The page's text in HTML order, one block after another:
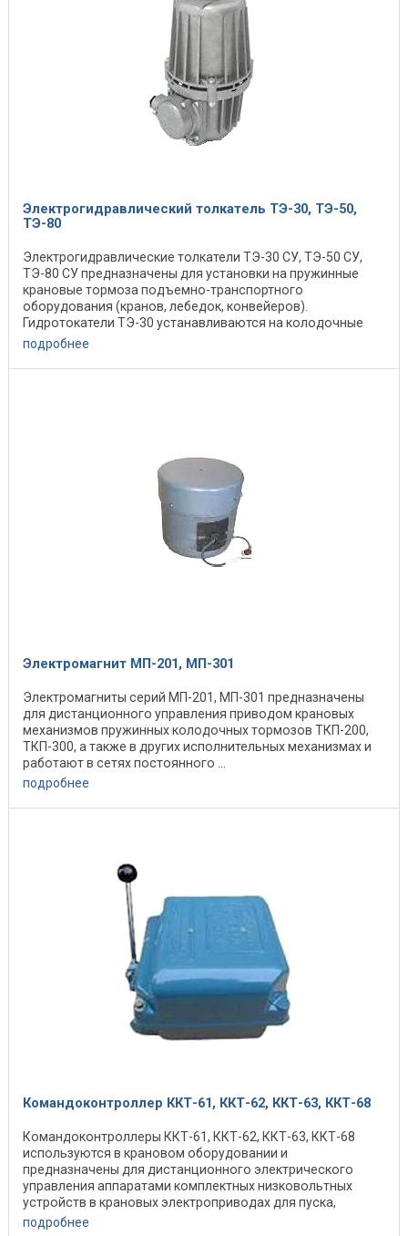
Электрогидравлический толкатель ТЭ-30, ТЭ-50,
ТЭ-80
Электрогидравлические толкатели ТЭ-30 СУ, ТЭ-50 СУ,
ТЭ-80 СУ предназначены для установки на пружинные
крановые тормоза подъемно-транспортного
оборудования (кранов, лебедок, конвейеров).
Гидротокатели ТЭ-30 устанавливаются на колодочные
тормоза ...
подробнее
Электромагнит МП-201, МП-301
Электромагниты серий МП-201, МП-301 предназначены
для дистанционного управления приводом крановых
механизмов пружинных колодочных тормозов ТКП-200,
ТКП-300, а также в других исполнительных механизмах и
работают в сетях постоянного ...
подробнее
Командоконтроллер ККТ-61, ККТ-62, ККТ-63, ККТ-68
Командоконтроллеры ККТ-61, ККТ-62, ККТ-63, ККТ-68
используются в крановом оборудовании и
предназначены для дистанционного электрического
управления аппаратами комплектных низковольтных
устройств в крановых электроприводах для пуска,
реверсирования и ...
подробнее